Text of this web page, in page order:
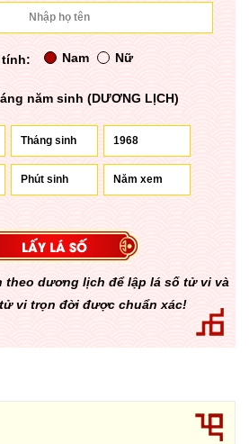
Nam Nữ
năm sinh (DƯƠNG LỊCH)
theo dương lịch để lập lá số tử vi và
vi trọn đời được chuẩn xác!